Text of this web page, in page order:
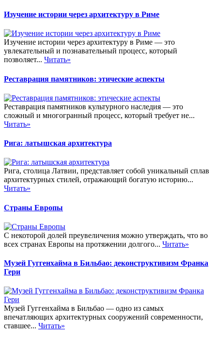
Изучение истории через архитектуру в Риме
Изучение истории через архитектуру в Риме — это
увлекательный и познавательный процесс, который
позволяет... Читать»
Реставрация памятников: этические аспекты
Реставрация памятников культурного наследия — это
сложный и многогранный процесс, который требует не...
Читать»
Рига: латышская архитектура
Рига, столица Латвии, представляет собой уникальный сплав
архитектурных стилей, отражающий богатую историю...
Читать»
Страны Европы
С некоторой долей преувеличения можно утверждать, что во
всех странах Европы на протяжении долгого... Читать»
Музей Гуггенхайма в Бильбао: деконструктивизм Франка
Гери
Музей Гуггенхайма в Бильбао — одно из самых
впечатляющих архитектурных сооружений современности,
ставшее... Читать»